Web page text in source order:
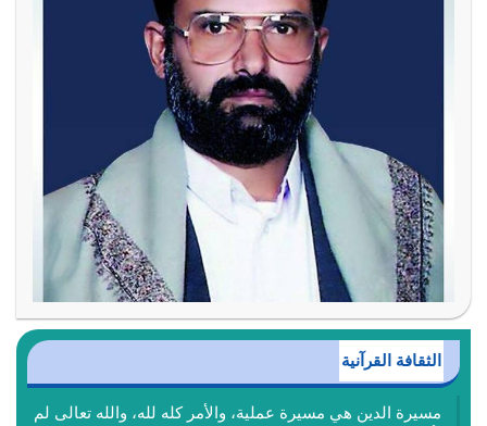
الثقافة القرآنية
مسيرة الدين هي مسيرة عملية، والأمر كله لله، والله تعالى لم